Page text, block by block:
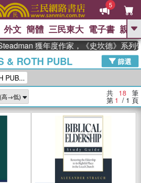
5
GO
熱搜： 東野圭吾 高希均教授回憶錄
、 The Odyssey 、 父親節 、 如果歷
史是一群喵
獎 臺灣漫遊錄 、 方念華 、 台灣的李
登輝時代
數學女孩：黎曼猜想 、
偉大的迷走神經
外文 簡體 三民東大 電子書 親子
獲年度作家，《史坎德》系列帶
& ROTH PUBL
篩選
PUB...
共 18 筆
第 1 / 1 頁